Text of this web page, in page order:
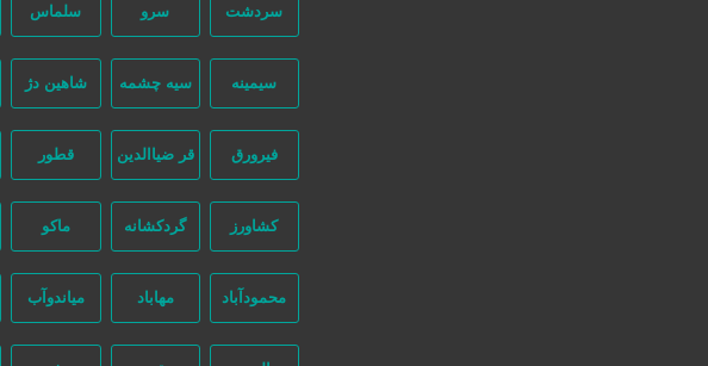
سردشت سرو سلماس
سیمینه سیه چشمه شاهین دژ
فیرورق قر ضیاالدین قطور
کشاورز گردکشانه ماکو
محمودآباد مهاباد میاندوآب